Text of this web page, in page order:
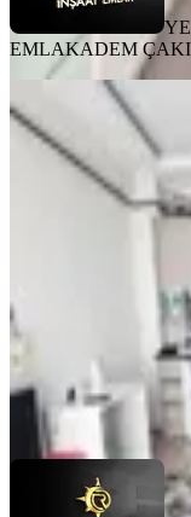
EMLAKADEM
YENİ ROTA İNŞAAT